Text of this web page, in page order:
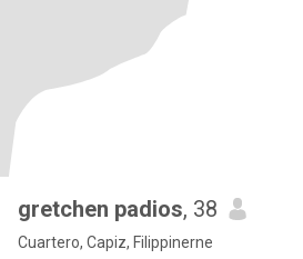
gretchen padios, 38
Cuartero, Capiz, Filippinerne